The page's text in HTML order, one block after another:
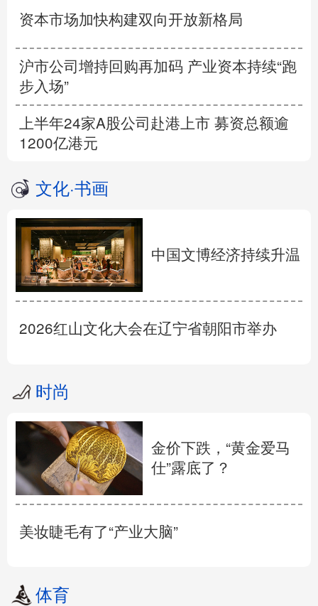
资本市场加快构建双向开放新格局
沪市公司增持回购再加码 产业资本持续“跑
步入场”
上半年24家A股公司赴港上市 募资总额逾
1200亿港元
文化·书画
中国文博经济持续升温
2026红山文化大会在辽宁省朝阳市举办
时尚
金价下跌，“黄金爱马
仕”露底了？
美妆睫毛有了“产业大脑”
体育